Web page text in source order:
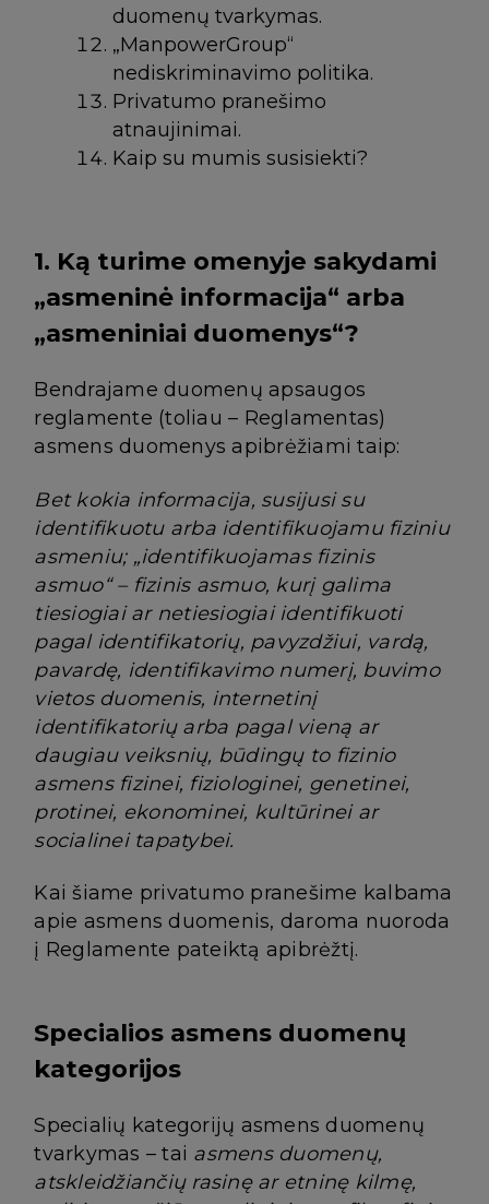
duomenų tvarkymas.
„ManpowerGroup“
nediskriminavimo politika.
Privatumo pranešimo
atnaujinimai.
Kaip su mumis susisiekti?
1. Ką turime omenyje sakydami
„asmeninė informacija“ arba
„asmeniniai duomenys“?
Bendrajame duomenų apsaugos
reglamente (toliau – Reglamentas)
asmens duomenys apibrėžiami taip:
Bet kokia informacija, susijusi su
identifikuotu arba identifikuojamu fiziniu
asmeniu; „identifikuojamas fizinis
asmuo“ – fizinis asmuo, kurį galima
tiesiogiai ar netiesiogiai identifikuoti
pagal identifikatorių, pavyzdžiui, vardą,
pavardę, identifikavimo numerį, buvimo
vietos duomenis, internetinį
identifikatorių arba pagal vieną ar
daugiau veiksnių, būdingų to fizinio
asmens fizinei, fiziologinei, genetinei,
protinei, ekonominei, kultūrinei ar
socialinei tapatybei.
Kai šiame privatumo pranešime kalbama
apie asmens duomenis, daroma nuoroda
į Reglamente pateiktą apibrėžtį.
Specialios asmens duomenų
kategorijos
Specialių kategorijų asmens duomenų
tvarkymas – tai asmens duomenų,
atskleidžiančių rasinę ar etninę kilmę,